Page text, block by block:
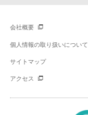
会社概要
個人情報の取り扱いについて
サイトマップ
アクセス